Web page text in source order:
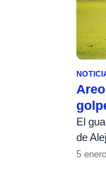
El
de
5